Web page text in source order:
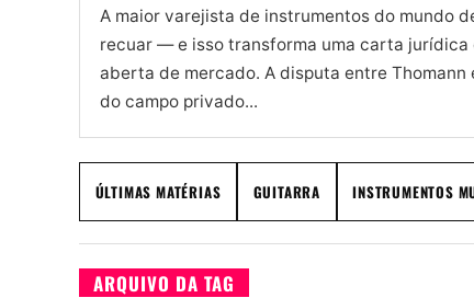
A maior varejista de instrumentos do mundo
recuar — e isso transforma uma carta jurídica
aberta de mercado. A disputa entre Thomann
do campo privado...
ÚLTIMAS MATÉRIAS GUITARRA INSTRUMENTOS
ARQUIVO DA TAG